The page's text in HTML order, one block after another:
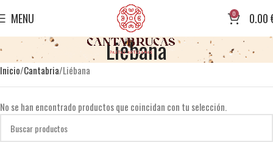
MENU 0 0.00
Liébana
Inicio Cantabria Liébana
No se han encontrado productos que coincidan con tu selección.